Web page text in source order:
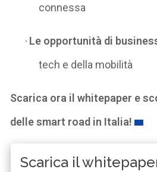
connessa
· Le opportunità di
tech e della mobilità
Scarica ora il whitepaper e
delle smart road in Italia!
Scarica il